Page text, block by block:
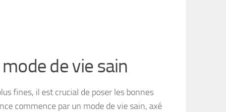
de vie sain
fines, il est crucial de poser les bonnes
commence par un mode de vie sain, axé